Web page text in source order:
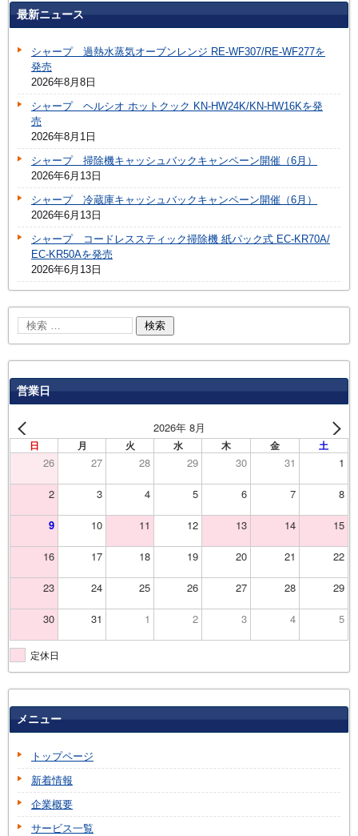
最新ニュース
シャープ 過熱水蒸気オーブンレンジ RE-WF307/RE-WF277を
発売
2026年8月8日
シャープ ヘルシオ ホットクック KN-HW24K/KN-HW16Kを発
売
2026年8月1日
シャープ 掃除機キャッシュバックキャンペーン開催（6月）
2026年6月13日
シャープ 冷蔵庫キャッシュバックキャンペーン開催（6月）
2026年6月13日
シャープ コードレススティック掃除機 紙パック式 EC-KR70A/
EC-KR50Aを発売
2026年6月13日
営業日
2026年 8月
日 月 火 水 木 金 土
26 27 28 29 30 31 1
2 3 4 5 6 7 8
9 10 11 12 13 14 15
16 17 18 19 20 21 22
23 24 25 26 27 28 29
30 31 1 2 3 4 5
定休日
メニュー
トップページ
新着情報
企業概要
サービス一覧